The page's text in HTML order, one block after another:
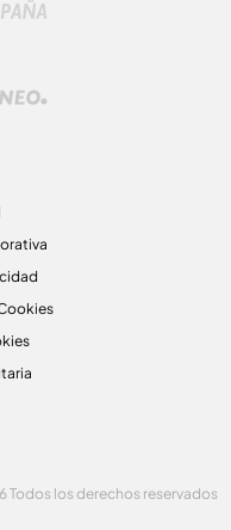
Todos los derechos reservados